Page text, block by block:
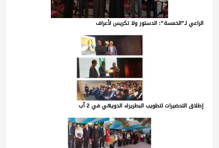
الراعي لـ”الخمسة”: الدستور ولا تكريس لأعراف
إطلاق التحضيرات لتطويب البطريرك الدويهي في 2 آب